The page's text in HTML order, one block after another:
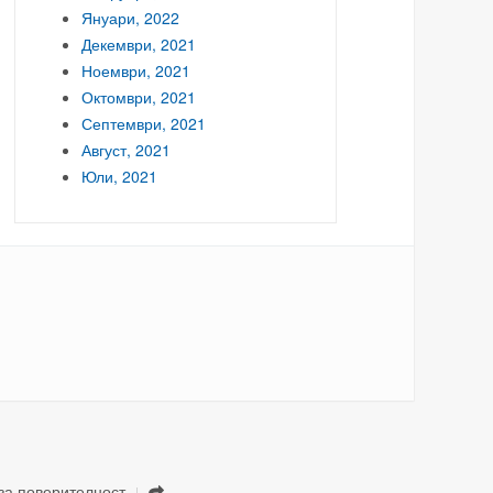
Януари, 2022
Декември, 2021
Ноември, 2021
Октомври, 2021
Септември, 2021
Август, 2021
Юли, 2021